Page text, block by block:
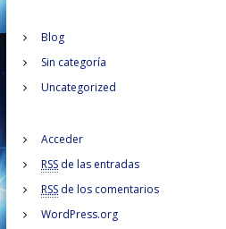
d
e
e
n
t
Blog
Sin categoría
Uncategorized
Acceder
RSS de las entradas
RSS de los comentarios
WordPress.org